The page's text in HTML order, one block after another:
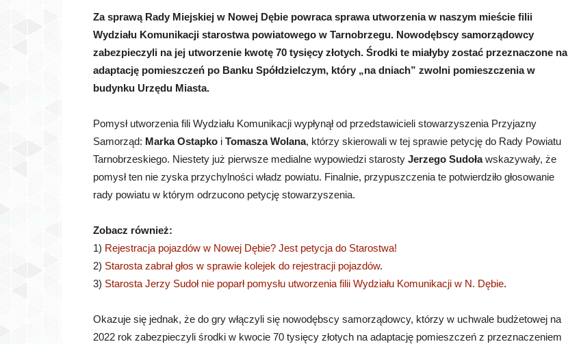
Za sprawą Rady Miejskiej w Nowej Dębie powraca sprawa utworzenia w naszym mieście filii
Wydziału Komunikacji starostwa powiatowego w Tarnobrzegu. Nowodębscy samorządowcy
zabezpieczyli na jej utworzenie kwotę 70 tysięcy złotych. Środki te miałyby zostać przeznaczone na
adaptację pomieszczeń po Banku Spółdzielczym, który „na dniach” zwolni pomieszczenia w
budynku Urzędu Miasta.
Pomysł utworzenia fili Wydziału Komunikacji wypłynął od przedstawicieli stowarzyszenia Przyjazny
Samorząd: Marka Ostapko i Tomasza Wolana, którzy skierowali w tej sprawie petycję do Rady Powiatu
Tarnobrzeskiego. Niestety już pierwsze medialne wypowiedzi starosty Jerzego Sudoławskazywały, że
pomysł ten nie zyska przychylności władz powiatu. Finalnie, przypuszczenia te potwierdziło głosowanie
rady powiatu w którym odrzucono petycję stowarzyszenia.
Zobacz również:
1) Rejestracja pojazdów w Nowej Dębie? Jest petycja do Starostwa!
2) Starosta zabrał głos w sprawie kolejek do rejestracji pojazdów.
3) Starosta Jerzy Sudoł nie poparł pomysłu utworzenia filii Wydziału Komunikacji w N. Dębie.
Okazuje się jednak, że do gry włączyli się nowodębscy samorządowcy, którzy w uchwale budżetowej na
2022 rok zabezpieczyli środki w kwocie 70 tysięcy złotych na adaptację pomieszczeń z przeznaczeniem